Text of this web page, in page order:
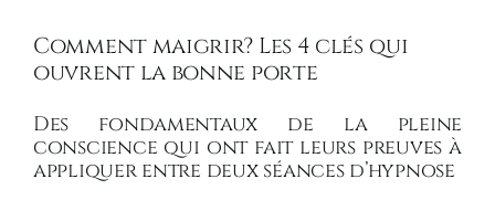
Comment maigrir? Les 4 clés qui
ouvrent la bonne porte
Des fondamentaux de la pleine
conscience qui ont fait leurs preuves à
appliquer entre deux séances d’hypnose